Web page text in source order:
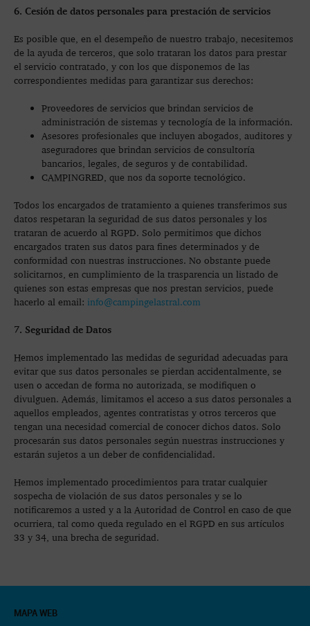
6. Cesión de datos personales para prestación de servicios
Es posible que, en el desempeño de nuestro trabajo, necesitemos
de la ayuda de terceros, que solo trataran los datos para prestar
el servicio contratado, y con los que disponemos de las
correspondientes medidas para garantizar sus derechos:
Proveedores de servicios que brindan servicios de
administración de sistemas y tecnología de la información.
Asesores profesionales que incluyen abogados, auditores y
aseguradores que brindan servicios de consultoría
bancarios, legales, de seguros y de contabilidad.
CAMPINGRED, que nos da soporte tecnológico.
Todos los encargados de tratamiento a quienes transferimos sus
datos respetaran la seguridad de sus datos personales y los
trataran de acuerdo al RGPD. Solo permitimos que dichos
encargados traten sus datos para fines determinados y de
conformidad con nuestras instrucciones. No obstante puede
solicitarnos, en cumplimiento de la trasparencia un listado de
quienes son estas empresas que nos prestan servicios, puede
hacerlo al email: info@campingelastral.com
7. Seguridad de Datos
Hemos implementado las medidas de seguridad adecuadas para
evitar que sus datos personales se pierdan accidentalmente, se
usen o accedan de forma no autorizada, se modifiquen o
divulguen. Además, limitamos el acceso a sus datos personales a
aquellos empleados, agentes contratistas y otros terceros que
tengan una necesidad comercial de conocer dichos datos. Solo
procesarán sus datos personales según nuestras instrucciones y
estarán sujetos a un deber de confidencialidad.
Hemos implementado procedimientos para tratar cualquier
sospecha de violación de sus datos personales y se lo
notificaremos a usted y a la Autoridad de Control en caso de que
ocurriera, tal como queda regulado en el RGPD en sus artículos
33 y 34, una brecha de seguridad.
MAPA WEB